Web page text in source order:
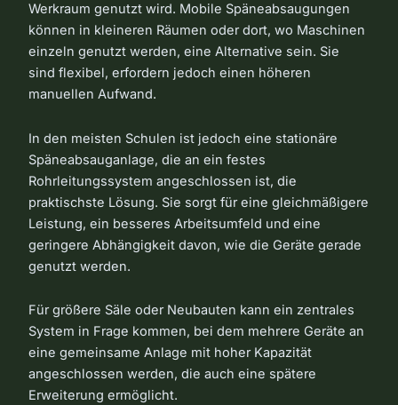
Werkraum genutzt wird. Mobile Späneabsaugungen
können in kleineren Räumen oder dort, wo Maschinen
einzeln genutzt werden, eine Alternative sein. Sie
sind flexibel, erfordern jedoch einen höheren
manuellen Aufwand.
In den meisten Schulen ist jedoch eine stationäre
Späneabsauganlage, die an ein festes
Rohrleitungssystem angeschlossen ist, die
praktischste Lösung. Sie sorgt für eine gleichmäßigere
Leistung, ein besseres Arbeitsumfeld und eine
geringere Abhängigkeit davon, wie die Geräte gerade
genutzt werden.
Für größere Säle oder Neubauten kann ein zentrales
System in Frage kommen, bei dem mehrere Geräte an
eine gemeinsame Anlage mit hoher Kapazität
angeschlossen werden, die auch eine spätere
Erweiterung ermöglicht.